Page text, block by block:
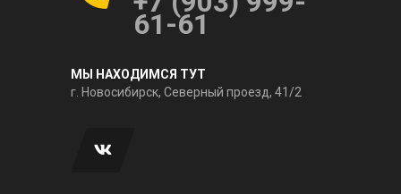
61-61
МЫ НАХОДИМСЯ ТУТ
г. Новосибирск, Северный проезд, 41/2